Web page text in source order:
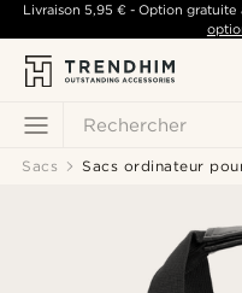
Rechercher
Livraison 5,95 €- Option gratuite
Sacs Sacs ordinateur